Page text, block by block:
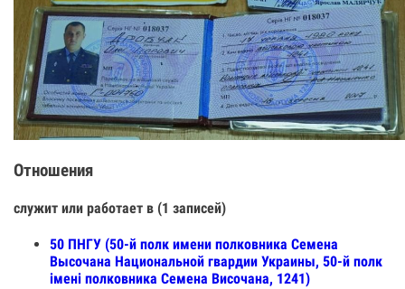
Отношения
служит или работает в (1 записей)
50 ПНГУ (50-й полк имени полковника Семена
Высочана Национальной гвардии Украины, 50-й полк
імені полковника Семена Височана, 1241)